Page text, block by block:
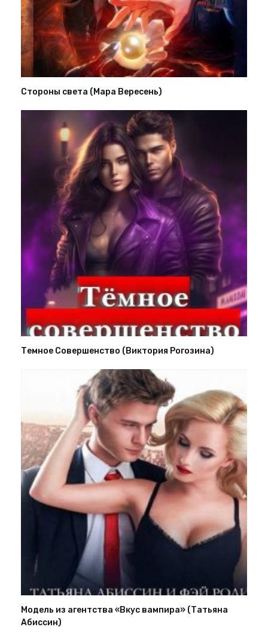
Стороны света (Мара Вересень)
Темное Совершенство (Виктория Рогозина)
Модель из агентства «Вкус вампира» (Татьяна
Абиссин)